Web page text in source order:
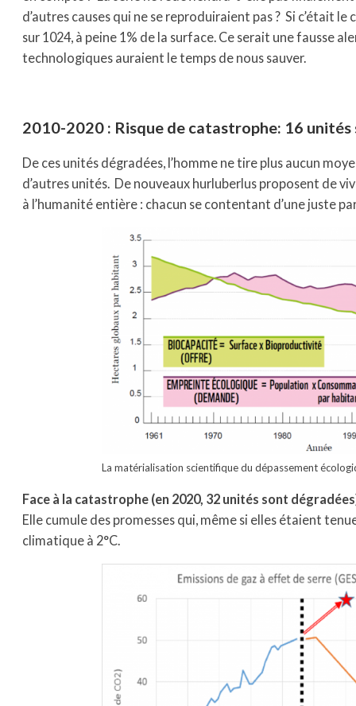
d’autres causes qui ne se reproduiraient pas ? Si c’était
sur 1024, à peine 1% de la surface. Ce serait une fausse
technologiques auraient le temps de nous sauver.
2010-2020 : Risque de catastrophe: 16
De ces unités dégradées, l’homme ne tire plus aucun
d’autres unités. De nouveaux hurluberlus proposent de
à l’humanité entière : chacun se contentant d’une juste
La matérialisation scientifique du dépassement
Face à la catastrophe (en 2020, 32 unités sont
Elle cumule des promesses qui, même si elles étaient
climatique à 2°C.